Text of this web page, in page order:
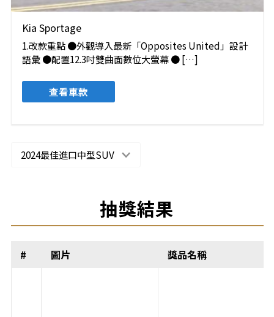
Kia Sportage
1.改款重點 ●外觀導入最新「Opposites United」設計
語彙 ●配置12.3吋雙曲面數位大螢幕 ● […]
查看車款
2024最佳進口中型SUV
抽獎結果
# 圖片 獎品名稱